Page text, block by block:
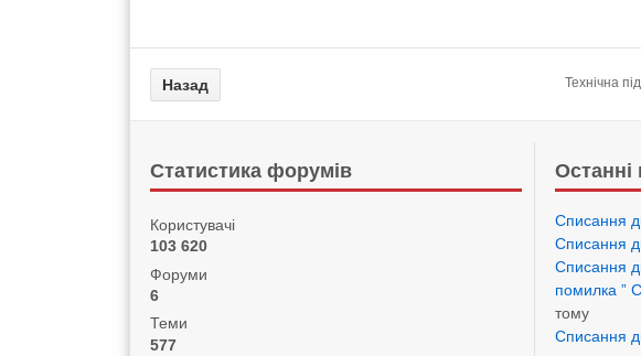
Технічна
Статистика форумів
Користувачі
103 620
Форуми
6
Теми
577
Останні
Списання
Списання
Списання
помилка ”
тому
Списання